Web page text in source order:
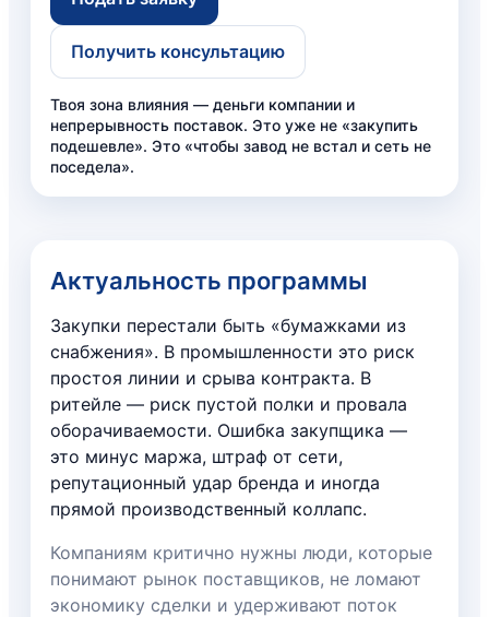
Получить консультацию
Твоя зона влияния — деньги компании и
непрерывность поставок. Это уже не «закупить
подешевле». Это «чтобы завод не встал и сеть не
поседела».
Актуальность программы
Закупки перестали быть «бумажками из
снабжения». В промышленности это риск
простоя линии и срыва контракта. В
ритейле — риск пустой полки и провала
оборачиваемости. Ошибка закупщика —
это минус маржа, штраф от сети,
репутационный удар бренда и иногда
прямой производственный коллапс.
Компаниям критично нужны люди, которые
понимают рынок поставщиков, не ломают
экономику сделки и удерживают поток